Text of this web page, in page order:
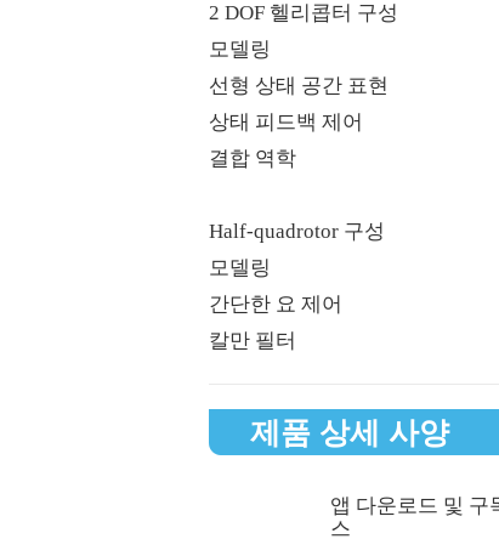
​ 2 DOF 헬리콥터 구성
모델링
선형 상태 공간 표현
상태 피드백 제어
결합 역학
​ Half-quadrotor 구성
모델링
간단한 요 제어
칼만 필터
제품 상세 사양
앱 다운로드 및 구
스